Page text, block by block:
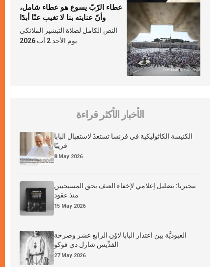
عطاء الرّبّ يسوع هو عطاء شامل،
وأنّ عنايته بنا لا تغيب عنّا أبدًا
النص الكامل لصلاة التبشير الملائكي
يوم الأحد 2 آب 2026
الأخبار الأكثر قراءة
الكنيسة الكاثوليكية في فرنسا تستعدّ لاستقبال البابا
قريبًا
8 May 2026
نيجيريا: تضليل إعلامي لإخفاء العنف بحق المسيحيين
منذ عقود
15 May 2026
العبوديَّة بين اعتذار البابا لاوُن الرابع عشر وصرخة
القدِّيس شارل دي فوكو
27 May 2026